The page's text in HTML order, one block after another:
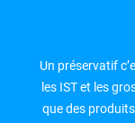
Un préservatif
les IST et les
que des